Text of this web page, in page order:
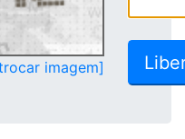
imagem]